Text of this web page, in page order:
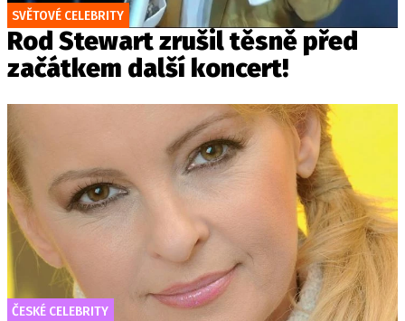
SVĚTOVÉ CELEBRITY
Rod Stewart zrušil těsně před
začátkem další koncert!
ČESKÉ CELEBRITY